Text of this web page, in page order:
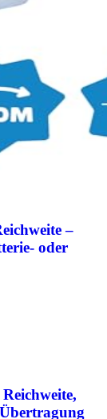
–
oder